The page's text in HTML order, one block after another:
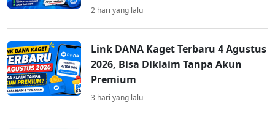
2 hari yang lalu
Link DANA Kaget Terbaru 4 Agustus
2026, Bisa Diklaim Tanpa Akun
Premium
3 hari yang lalu